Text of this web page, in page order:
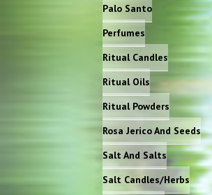
Palo Santo
Perfumes
Ritual Candles
Ritual Oils
Ritual Powders
Rosa Jerico And Seeds
Salt And Salts
Salt Candles/Herbs